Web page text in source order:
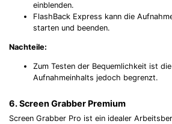
einblenden.
FlashBack Express kann die
starten und beenden.
Nachteile:
Zum Testen der Bequemlichkeit ist
Aufnahmeinhalts jedoch begrenzt.
6. Screen Grabber Premium
Screen Grabber Pro ist ein idealer